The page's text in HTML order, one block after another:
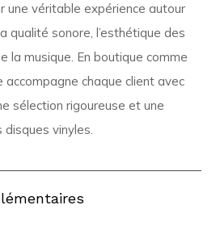
une véritable expérience autour
qualité sonore, l’esthétique des
la musique. En boutique comme
accompagne chaque client avec
sélection rigoureuse et une
disques vinyles.